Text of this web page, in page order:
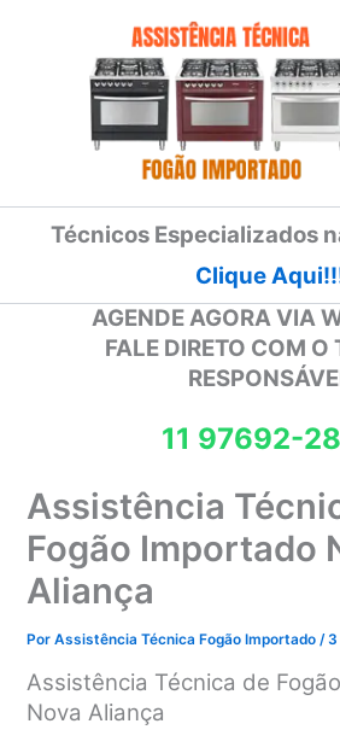
Técnicos Especializados
Clique
AGENDE AGORA VIA
FALE DIRETO COM O
11 97692-
Assistência
Fogão Importado
Aliança
PorAssistência Técnica Fogão Importado/3
Assistência Técnica de
Nova Aliança